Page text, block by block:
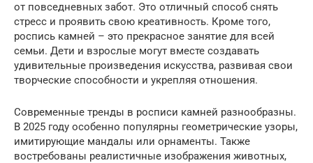
от повседневных забот. Это отличный способ снять
стресс и проявить свою креативность. Кроме того,
роспись камней – это прекрасное занятие для всей
семьи. Дети и взрослые могут вместе создавать
удивительные произведения искусства, развивая свои
творческие способности и укрепляя отношения.
Современные тренды в росписи камней разнообразны.
В 2025 году особенно популярны геометрические узоры,
имитирующие мандалы или орнаменты. Также
востребованы реалистичные изображения животных,